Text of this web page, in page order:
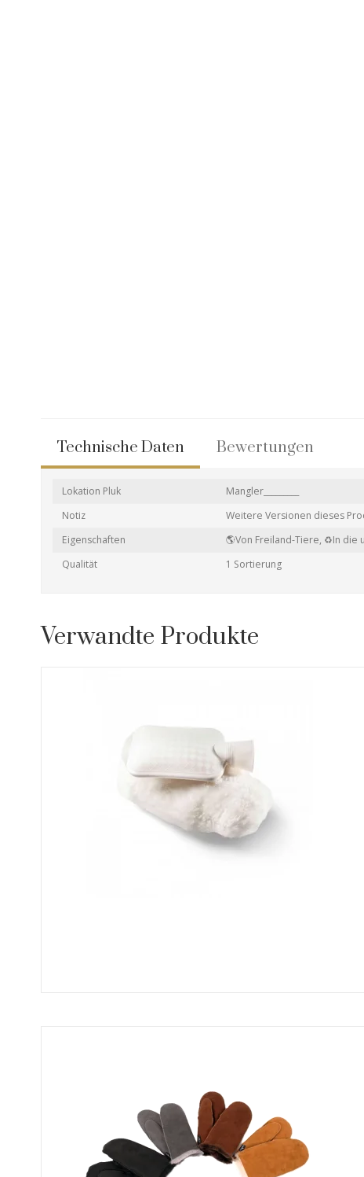
Technische Daten Bewertungen
Lokation Pluk
Mangler_________
Notiz
Weitere Versionen dieses
Eigenschaften
🌎Von Freiland-Tiere, ♻In die
Qualität
1 Sortierung
Verwandte Produkte